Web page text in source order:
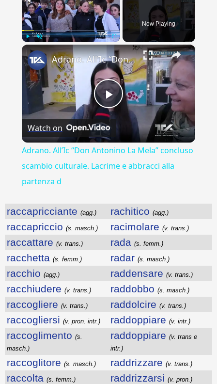
Now Playing
×
Play
Video
Adrano. All’Ic “Don Antonino La Mela” concluso scambio culturale. Lacrime e abbracci alla partenza d
Watch on
Adrano. All’Ic “Don Antonino La Mela” concluso
scambio culturale. Lacrime e abbracci alla
partenza d
raccapricciante (agg.) rachitico (agg.)
raccapriccio (s. masch.) racimolare (v. trans.)
raccattare (v. trans.) rada (s. femm.)
racchetta (s. femm.) radar (s. masch.)
racchio (agg.) raddensare (v. trans.)
racchiudere (v. trans.) raddobbo (s. masch.)
raccogliere (v. trans.) raddolcire (v. trans.)
raccogliersi (v. pron. intr.) raddoppiare (v. intr.)
raccoglimento (s.
masch.)
raddoppiare (v. trans e
intr.)
raccoglitore (s. masch.) raddrizzare (v. trans.)
raccolta (s. femm.) raddrizzarsi (v. pron.)